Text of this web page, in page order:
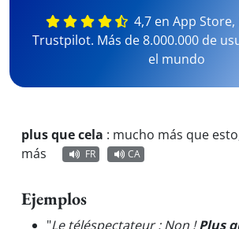
4,7 en App
Trustpilot. Más de 8.000.000 de
el mundo
plus que cela : mucho más que
más
FR CA
Ejemplos
"Le téléspectateur : Non !Plus